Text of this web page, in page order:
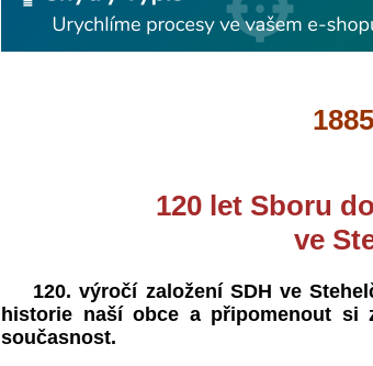
120 let Sboru
ve
120. výročí založení SDH ve
historie naší obce a připomenout si
současnost.